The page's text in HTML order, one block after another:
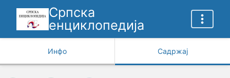
Српска
енциклопедија
Инфо Садржај